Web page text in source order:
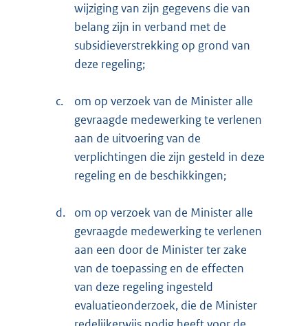
wijziging van zijn gegevens die van
belang zijn in verband met de
subsidieverstrekking op grond van
deze regeling;
c.
om op verzoek van de Minister alle
gevraagde medewerking te verlenen
aan de uitvoering van de
verplichtingen die zijn gesteld in deze
regeling en de beschikkingen;
d.
om op verzoek van de Minister alle
gevraagde medewerking te verlenen
aan een door de Minister ter zake
van de toepassing en de effecten
van deze regeling ingesteld
evaluatieonderzoek, die de Minister